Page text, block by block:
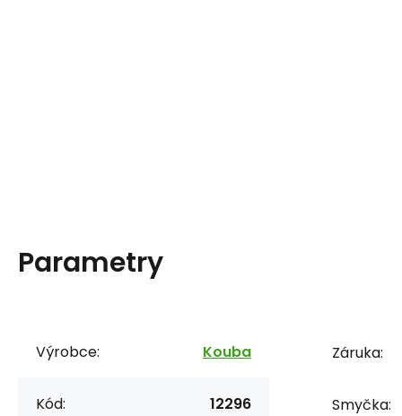
Parametry
Výrobce: Kouba
Kód: 12296
Záruka:
Smyčka: